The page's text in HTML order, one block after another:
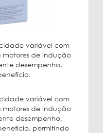
variável com
de indução
desempenho,
variável com
de indução
desempenho,
permitindo